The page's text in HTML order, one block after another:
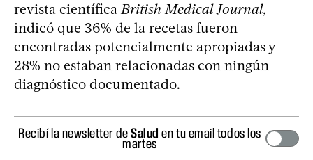
revista científicaBritish Medical Journal,
indicó que 36% de la recetas fueron
encontradas potencialmente apropiadas y
28% no estaban relacionadas con ningún
diagnóstico documentado.
Recibí la newsletter deSalud en tu email todos los
martes